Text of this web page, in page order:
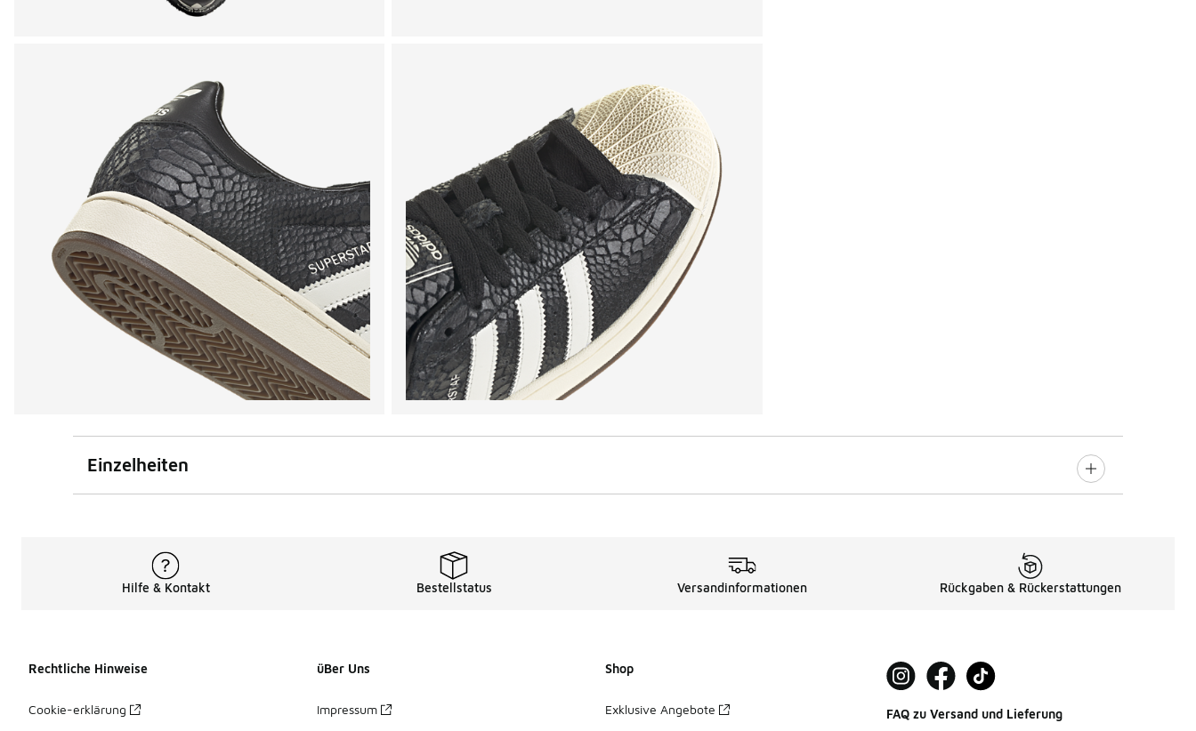
Einzelheiten
Hilfe & Kontakt Bestellstatus Versandinformationen Rückgaben & Rückerstattungen
Rechtliche Hinweise
Cookie-erklärung
üBer Uns
Impressum
Shop
Exklusive Angebote
FAQ zu Versand und Lieferung